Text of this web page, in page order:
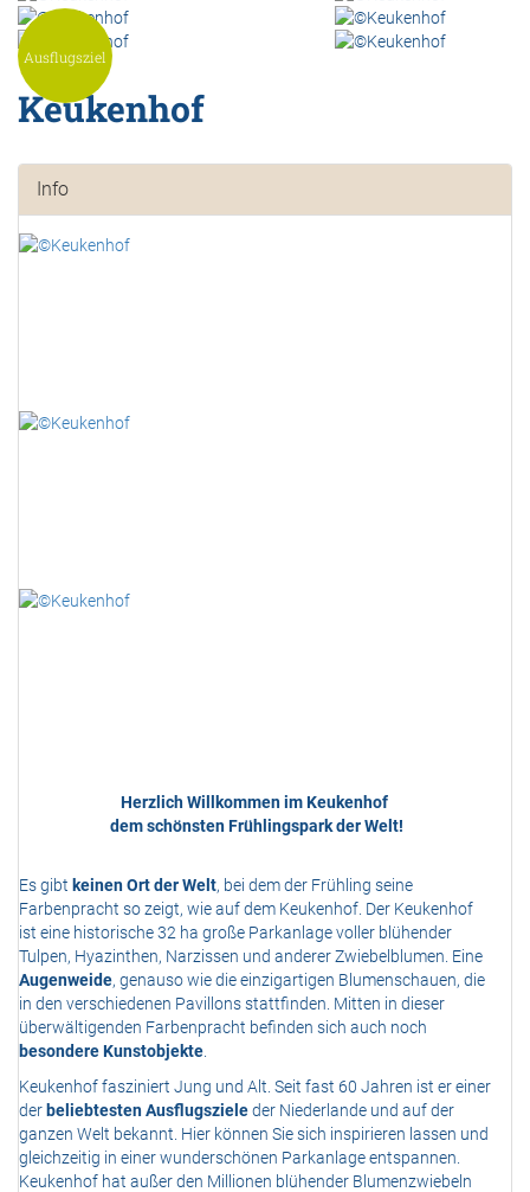
Keukenhof
Ausflugsziel
Info
Herzlich Willkommen im Keukenhof
dem schönsten Frühlingspark der Welt!
Es gibt keinen Ort der Welt, bei dem der Frühling seine
Farbenpracht so zeigt, wie auf dem Keukenhof. Der Keukenhof
ist eine historische 32 ha große Parkanlage voller blühender
Tulpen, Hyazinthen, Narzissen und anderer Zwiebelblumen. Eine
Augenweide, genauso wie die einzigartigen Blumenschauen, die
in den verschiedenen Pavillons stattfinden. Mitten in dieser
überwältigenden Farbenpracht befinden sich auch noch
besondere Kunstobjekte
Keukenhof fasziniert Jung und Alt. Seit fast 60 Jahren ist er einer
der beliebtesten Ausflugszieleder Niederlande und auf der
ganzen Welt bekannt. Hier können Sie sich inspirieren lassen und
gleichzeitig in einer wunderschönen Parkanlage entspannen.
Keukenhof hat außer den Millionen blühender Blumenzwiebeln